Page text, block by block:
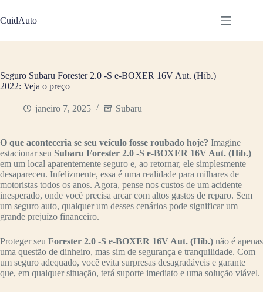
para
o
CuidAuto
Seguro Subaru Forester 2.0 -S e-BOXER 16V Aut. (Híb.)
2022: Veja o preço
janeiro 7, 2025 Subaru
O que aconteceria se seu veículo fosse roubado hoje? Imagine
estacionar seu Subaru Forester 2.0 -S e-BOXER 16V Aut. (Híb.)
em um local aparentemente seguro e, ao retornar, ele simplesmente
desapareceu. Infelizmente, essa é uma realidade para milhares de
motoristas todos os anos. Agora, pense nos custos de um acidente
inesperado, onde você precisa arcar com altos gastos de reparo. Sem
um seguro auto, qualquer um desses cenários pode significar um
grande prejuízo financeiro.
Proteger seu Forester 2.0 -S e-BOXER 16V Aut. (Híb.) não é apenas
uma questão de dinheiro, mas sim de segurança e tranquilidade. Com
um seguro adequado, você evita surpresas desagradáveis e garante
que, em qualquer situação, terá suporte imediato e uma solução viável.